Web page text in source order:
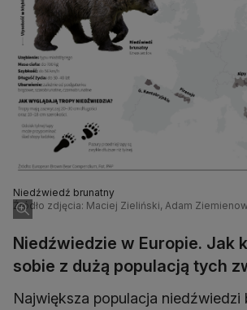
Niedźwiedź brunatny
Źródło zdjęcia: Maciej Zieliński, Adam
Niedźwiedzie w Europie. Jak
sobie z dużą populacją tych
Największa populacja niedźwiedzi